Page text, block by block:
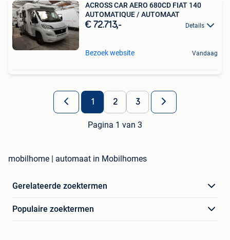
ACROSS CAR AERO 680CD FIAT 140
AUTOMATIQUE / AUTOMAAT
€ 72.713,- Details
Bezoek website Vandaag
1 2 3
Pagina 1 van 3
mobilhome | automaat in Mobilhomes
Gerelateerde zoektermen
Populaire zoektermen